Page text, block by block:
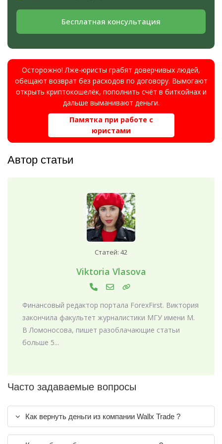
Бесплатная консультация
Осторожно! Лже-юристы грабят доверчивых людей,
обещают возврат без расходов по договору. Вымогают
открыть криптокошелёк, пополнить счёт в биткойнах и
дальше выманивают деньги.
Памятка при работе с
юристами
Автор статьи
Статей: 42
Viktoria Vlasova
Финансовый редактор портала ForexFirst. Виктория
закончила факультет журналистики МГУ имени М.
В Ломоносова, пишет разоблачающие статьи
больше 5...
Часто задаваемые вопросы
Как вернуть деньги из компании Wallx Trade ?